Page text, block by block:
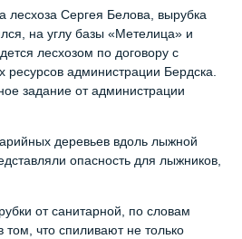
лесхоза Сергея Белова, вырубка
на углу базы «Метелица» и
лесхозом по договору с
администрации Бердска.
задание от администрации
деревьев вдоль лыжной
опасность для лыжников,
от санитарной, по словам
том, что спиливают не только